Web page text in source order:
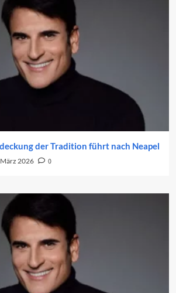
der Tradition führt nach Neapel
2026 0